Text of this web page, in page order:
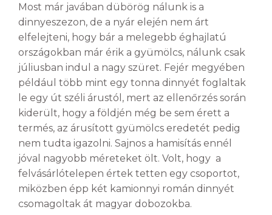
Most már javában dübörög nálunk is a
dinnyeszezon, de a nyár elején nem árt
elfelejteni, hogy bár a melegebb éghajlatú
országokban már érik a gyümölcs, nálunk csak
júliusban indul a nagy szüret. Fejér megyében
például több mint egy tonna dinnyét foglaltak
le egy út széli árustól, mert az ellenőrzés során
kiderült, hogy a földjén még be sem érett a
termés, az árusított gyümölcs eredetét pedig
nem tudta igazolni. Sajnos a hamisítás ennél
jóval nagyobb méreteket ölt. Volt, hogy a
felvásárlótelepen értek tetten egy csoportot,
miközben épp két kamionnyi román dinnyét
csomagoltak át magyar dobozokba.